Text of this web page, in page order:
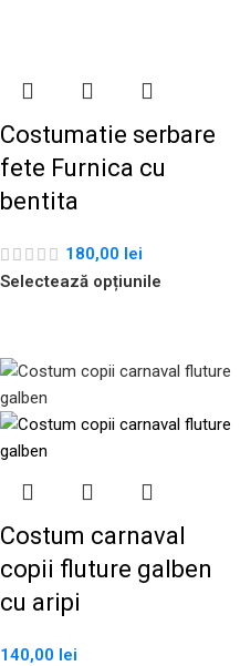
Costumatie serbare
fete Furnica cu
bentita
180,00 lei
Selectează opțiunile
Costum carnaval
copii fluture galben
cu aripi
140,00 lei